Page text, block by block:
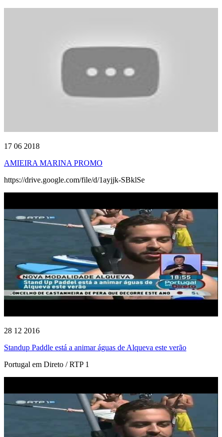
17 06 2018
AMIEIRA MARINA PROMO
https://drive.google.com/file/d/1ayjjk-SBklSe
28 12 2016
Standup Paddle está a animar águas de Alqueva este verão
Portugal em Direto / RTP 1